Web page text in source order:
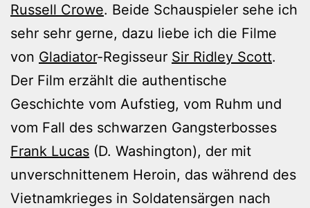
Russell Crowe. Beide Schauspieler sehe ich
sehr sehr gerne, dazu liebe ich die Filme
von Gladiator-Regisseur Sir Ridley Scott.
Der Film erzählt die authentische
Geschichte vom Aufstieg, vom Ruhm und
vom Fall des schwarzen Gangsterbosses
Frank Lucas (D. Washington), der mit
unverschnittenem Heroin, das während des
Vietnamkrieges in Soldatensärgen nach